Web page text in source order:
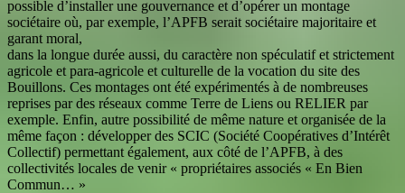
possible d’installer une gouvernance et d’opérer un montage
sociétaire où, par exemple, l’APFB serait sociétaire majoritaire et
garant moral,
dans la longue durée aussi, du caractère non spéculatif et strictement
agricole et para-agricole et culturelle de la vocation du site des
Bouillons. Ces montages ont été expérimentés à de nombreuses
reprises par des réseaux comme Terre de Liens ou RELIER par
exemple. Enfin, autre possibilité de même nature et organisée de la
même façon : développer des SCIC (Société Coopératives d’Intérêt
Collectif) permettant également, aux côté de l’APFB, à des
collectivités locales de venir « propriétaires associés « En Bien
Commun… »